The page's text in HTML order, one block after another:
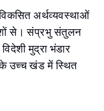
अर्थव्यवस्थाओं
से। संप्रभु संतुलन
मुद्रा भंडार
उच्च खंड में स्थित